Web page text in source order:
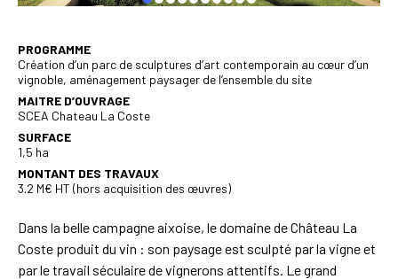
PROGRAMME
Création d’un parc de sculptures d’art contemporain au cœur d’un
vignoble, aménagement paysager de l’ensemble du site
MAITRE D’OUVRAGE
SCEA Chateau La Coste
SURFACE
1,5 ha
MONTANT DES TRAVAUX
3.2 M€ HT (hors acquisition des œuvres)
Dans la belle campagne aixoise, le domaine de Château La
Coste produit du vin : son paysage est sculpté par la vigne et
par le travail séculaire de vignerons attentifs. Le grand